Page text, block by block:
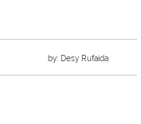
by: Desy Rufaida